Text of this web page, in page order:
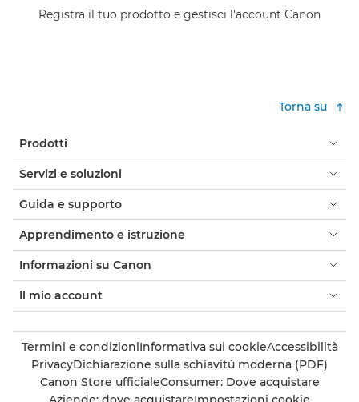
Registra il tuo prodotto e gestisci l'account Canon
Torna su
Prodotti
Servizi e soluzioni
Guida e supporto
Apprendimento e istruzione
Informazioni su Canon
Il mio account
Termini e condizioniInformativa sui cookieAccessibilità
PrivacyDichiarazione sulla schiavitù moderna (PDF)
Canon Store ufficialeConsumer: Dove acquistare